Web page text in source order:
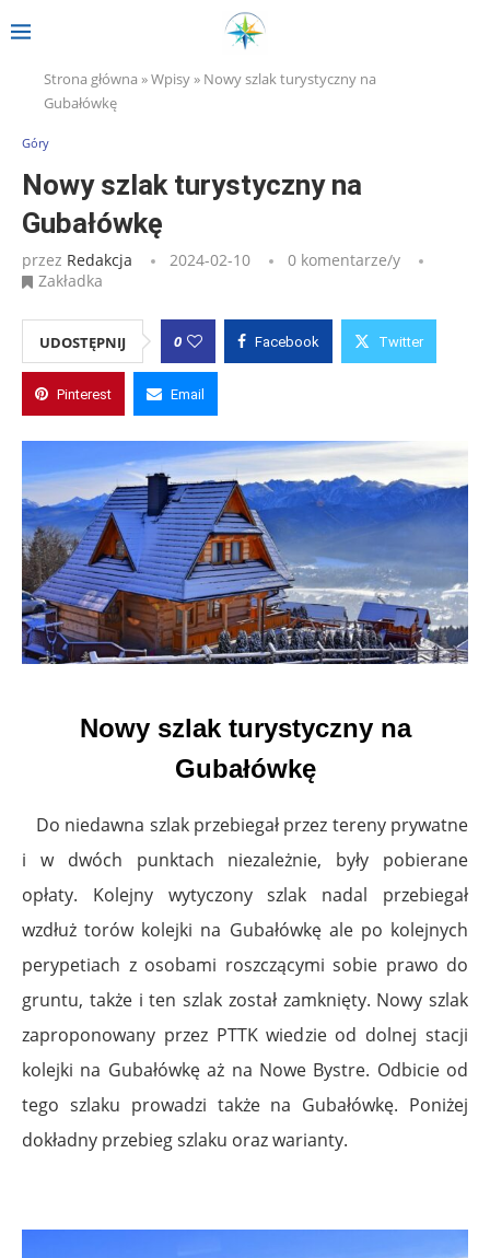
Strona główna »Wpisy» Nowy szlak turystyczny na
Gubałówkę
Góry
Nowy szlak turystyczny na
Gubałówkę
przez Redakcja 2024-02-10
0 komentarze/y
Zakładka
UDOSTĘPNIJ 0 Facebook Twitter
Pinterest Email
Nowy szlak turystyczny na
Gubałówkę
Do niedawna szlak przebiegał przez tereny prywatne
i w dwóch punktach niezależnie, były pobierane
opłaty. Kolejny wytyczony szlak nadal przebiegał
wzdłuż torów kolejki na Gubałówkę ale po kolejnych
perypetiach z osobami roszczącymi sobie prawo do
gruntu, także i ten szlak został zamknięty. Nowy szlak
zaproponowany przez PTTK wiedzie od dolnej stacji
kolejki na Gubałówkę aż na Nowe Bystre. Odbicie od
tego szlaku prowadzi także na Gubałówkę. Poniżej
dokładny przebieg szlaku oraz warianty.